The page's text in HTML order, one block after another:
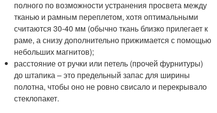
полного по возможности устранения просвета между
тканью и рамным переплетом, хотя оптимальными
считаются 30-40 мм (обычно ткань близко прилегает к
раме, а снизу дополнительно прижимается с помощью
небольших магнитов);
расстояние от ручки или петель (прочей фурнитуры)
до штапика – это предельный запас для ширины
полотна, чтобы оно не ровно свисало и перекрывало
стеклопакет.